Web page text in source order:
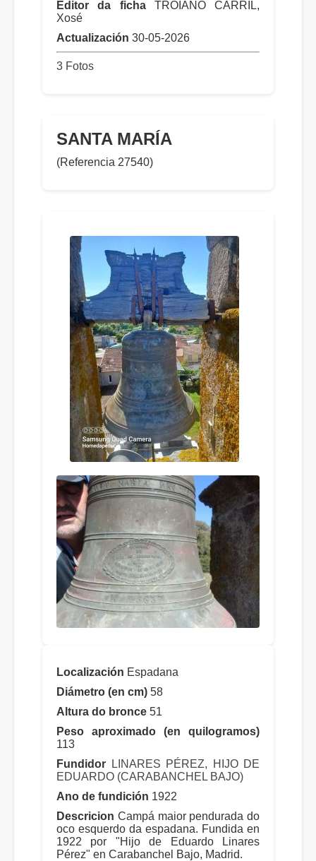
Editor da fichaTROIANO CARRIL,
Xosé
Actualización 30-05-2026
3 Fotos
SANTA MARÍA
(Referencia 27540)
Localización Espadana
Diámetro (en cm) 58
Altura do bronce 51
Peso aproximado (en quilogramos)
113
Fundidor
LINARES PÉREZ, HIJO DE
EDUARDO (CARABANCHEL BAJO)
Ano de fundición 1922
Descricion Campá maior pendurada do
oco esquerdo da espadana. Fundida en
1922 por "Hijo de Eduardo Linares
Pérez" en Carabanchel Bajo, Madrid.